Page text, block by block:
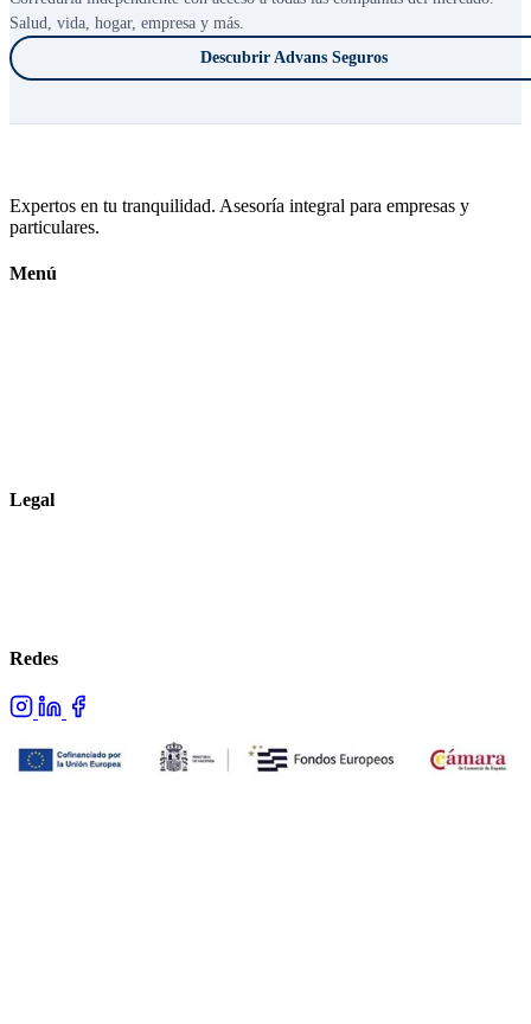
Salud, vida, hogar, empresa y más.
Descubrir Advans Seguros
Expertos en tu tranquilidad. Asesoría integral para empresas y
particulares.
Menú
Legal
Redes